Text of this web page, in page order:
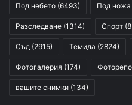
Под небето (6493) Под ножа
Разследване (1314) Спорт
Съд (2915) Темида (2824)
Фотогалерия (174)
вашите снимки (134)